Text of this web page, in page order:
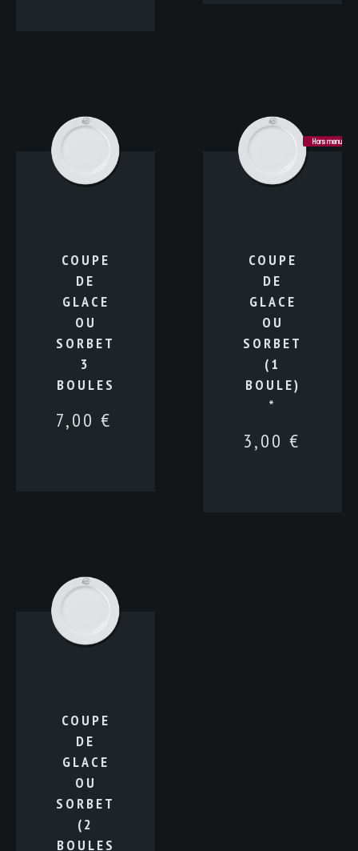
COUPE
DE
GLACE
OU
SORBET
3
BOULES
7,00 €
Hors menu
COUPE
DE
GLACE
OU
SORBET
(1
BOULE)
*
3,00 €
COUPE
DE
GLACE
OU
SORBET
(2
BOULES